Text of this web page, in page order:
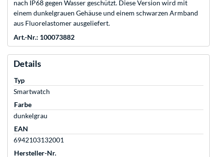
nach IP68 gegen Wasser geschützt. Diese Version wird mit
einem dunkelgrauen Gehäuse und einem schwarzen Armband
aus Fluorelastomer ausgeliefert.
Art.-Nr.: 100073882
Details
Typ
Smartwatch
Farbe
dunkelgrau
EAN
6942103132001
Hersteller-Nr.